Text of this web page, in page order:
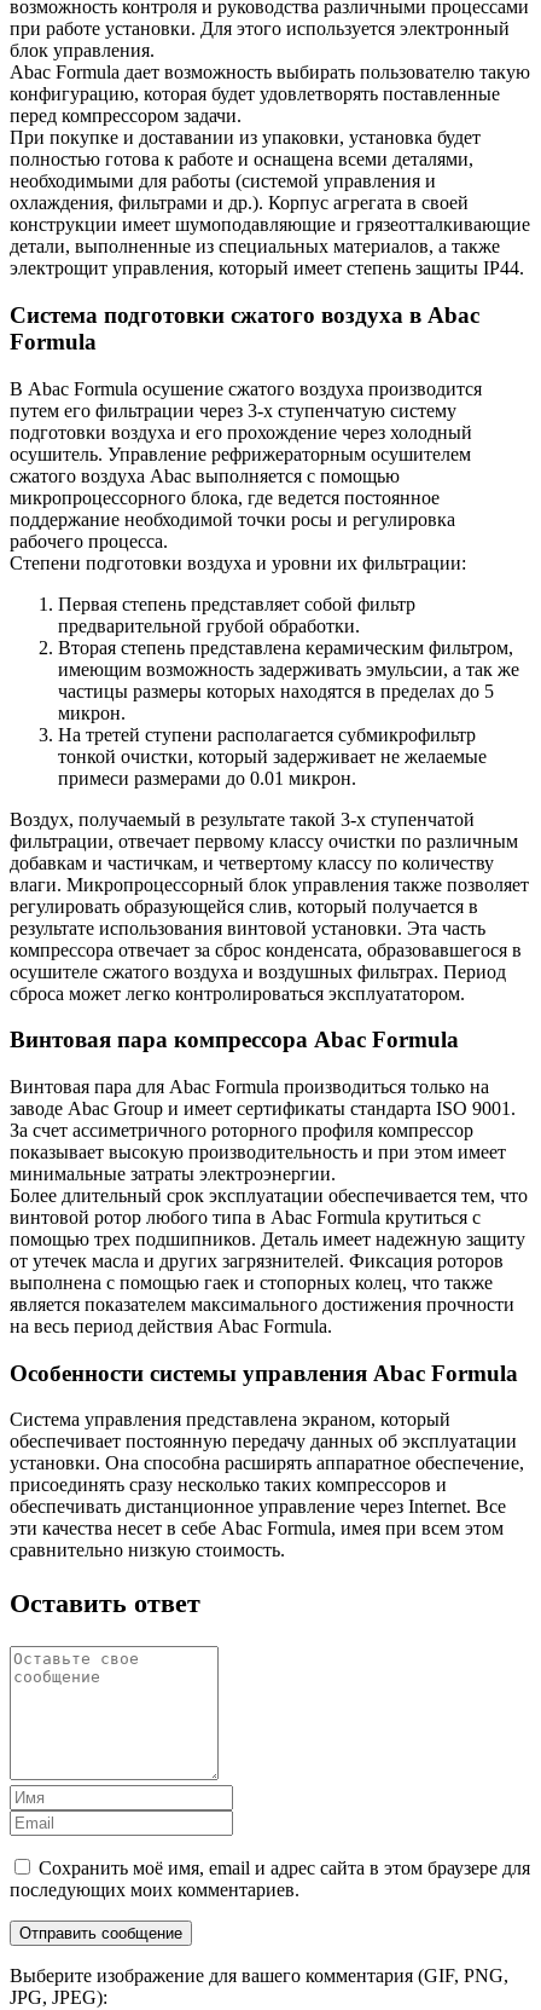
возможность контроля и руководства различными процессами
при работе установки. Для этого используется электронный
блок управления.
Аbac Formula дает возможность выбирать пользователю такую
конфигурацию, которая будет удовлетворять поставленные
перед компрессором задачи.
При покупке и доставании из упаковки, установка будет
полностью готова к работе и оснащена всеми деталями,
необходимыми для работы (системой управления и
охлаждения, фильтрами и др.). Корпус агрегата в своей
конструкции имеет шумоподавляющие и грязеотталкивающие
детали, выполненные из специальных материалов, а также
электрощит управления, который имеет степень защиты IP44.
Система подготовки сжатого воздуха в Abac
Formula
В Abac Formula осушение сжатого воздуха производится
путем его фильтрации через 3-х ступенчатую систему
подготовки воздуха и его прохождение через холодный
осушитель. Управление рефрижераторным осушителем
сжатого воздуха Abac выполняется с помощью
микропроцессорного блока, где ведется постоянное
поддержание необходимой точки росы и регулировка
рабочего процесса.
Степени подготовки воздуха и уровни их фильтрации:
Первая степень представляет собой фильтр
предварительной грубой обработки.
Вторая степень представлена керамическим фильтром,
имеющим возможность задерживать эмульсии, а так же
частицы размеры которых находятся в пределах до 5
микрон.
На третей ступени располагается субмикрофильтр
тонкой очистки, который задерживает не желаемые
примеси размерами до 0.01 микрон.
Воздух, получаемый в результате такой 3-х ступенчатой
фильтрации, отвечает первому классу очистки по различным
добавкам и частичкам, и четвертому классу по количеству
влаги. Микропроцессорный блок управления также позволяет
регулировать образующейся слив, который получается в
результате использования винтовой установки. Эта часть
компрессора отвечает за сброс конденсата, образовавшегося в
осушителе сжатого воздуха и воздушных фильтрах. Период
сброса может легко контролироваться эксплуататором.
Винтовая пара компрессора Abac Formula
Винтовая пара для Abac Formula производиться только на
заводе Abac Group и имеет сертификаты стандарта ISO 9001.
За счет ассиметричного роторного профиля компрессор
показывает высокую производительность и при этом имеет
минимальные затраты электроэнергии.
Более длительный срок эксплуатации обеспечивается тем, что
винтовой ротор любого типа в Abac Formula крутиться с
помощью трех подшипников. Деталь имеет надежную защиту
от утечек масла и других загрязнителей. Фиксация роторов
выполнена с помощью гаек и стопорных колец, что также
является показателем максимального достижения прочности
на весь период действия Abac Formula.
Особенности системы управления Abac Formula
Система управления представлена экраном, который
обеспечивает постоянную передачу данных об эксплуатации
установки. Она способна расширять аппаратное обеспечение,
присоединять сразу несколько таких компрессоров и
обеспечивать дистанционное управление через Internet. Все
эти качества несет в себе Abac Formula, имея при всем этом
сравнительно низкую стоимость.
Оставить ответ
Сохранить моё имя, email и адрес сайта в этом браузере для
последующих моих комментариев.
Выберите изображение для вашего комментария (GIF, PNG,
JPG, JPEG):